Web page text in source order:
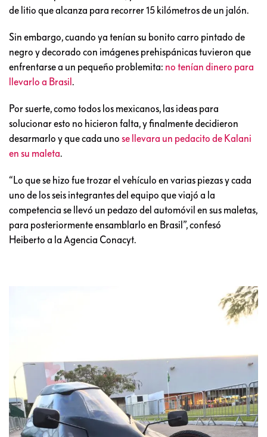
de litio que alcanza para recorrer 15 kilómetros de un jalón.
Sin embargo, cuando ya tenían su bonito carro pintado de
negro y decorado con imágenes prehispánicas tuvieron que
enfrentarse a un pequeño problemita: no tenían dinero para
llevarlo a Brasil .
Por suerte, como todos los mexicanos, las ideas para
solucionar esto no hicieron falta, y finalmente decidieron
desarmarlo y que cada uno se llevara un pedacito de Kalani
en su maleta.
“Lo que se hizo fue trozar el vehículo en varias piezas y cada
uno de los seis integrantes del equipo que viajó a la
competencia se llevó un pedazo del automóvil en sus maletas,
para posteriormente ensamblarlo en Brasil”, confesó
Heiberto a la Agencia Conacyt.